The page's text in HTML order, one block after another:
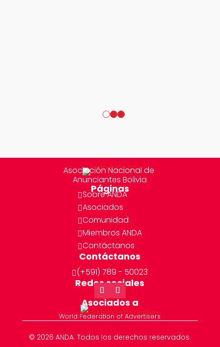
1 2 3
Asociación Nacional de
Anunciantes Bolivia
Páginas
Sobre ANDA
Asociados
Comunidad
Miembros ANDA
Contáctanos
Contáctanos
(+591) 789 - 50023
Redes sociales
Asociados a
World Federation of Advertisers
© 2026 ANDA. Todos los derechos reservados.